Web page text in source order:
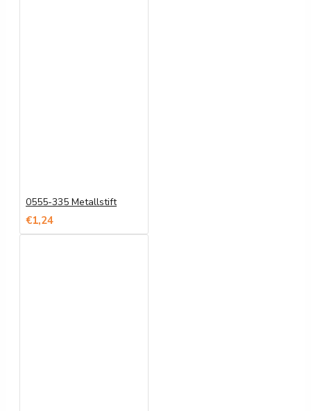
0555-335 Metallstift
€1,24